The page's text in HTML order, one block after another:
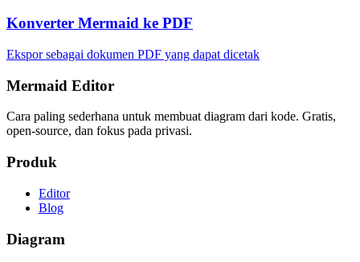
Konverter Mermaid ke PDF
Ekspor sebagai dokumen PDF yang dapat dicetak
Mermaid Editor
Cara paling sederhana untuk membuat diagram dari kode. Gratis,
open-source, dan fokus pada privasi.
Produk
Editor
Blog
Diagram